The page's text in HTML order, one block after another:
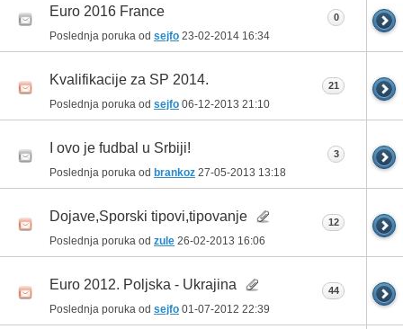
Euro 2016 France
Poslednja poruka od sejfo 23-02-2014 16:34
0
Kvalifikacije za SP 2014.
Poslednja poruka od sejfo 06-12-2013 21:10
21
I ovo je fudbal u Srbiji!
Poslednja poruka od brankoz 27-05-2013 13:18
3
Dojave,Sporski tipovi,tipovanje
Poslednja poruka od zule 26-02-2013 16:06
12
Euro 2012. Poljska - Ukrajina
Poslednja poruka od sejfo 01-07-2012 22:39
44